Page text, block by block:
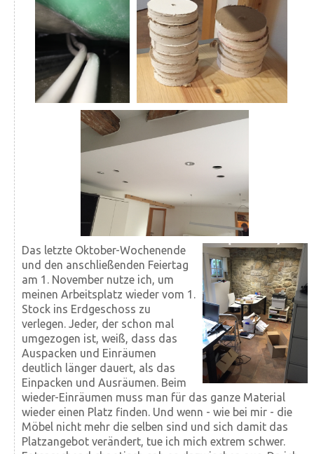
Das letzte Oktober-Wochenende
und den anschließenden Feiertag
am 1. November nutze ich, um
meinen Arbeitsplatz wieder vom 1.
Stock ins Erdgeschoss zu
verlegen. Jeder, der schon mal
umgezogen ist, weiß, dass das
Auspacken und Einräumen
deutlich länger dauert, als das
Einpacken und Ausräumen. Beim
wieder-Einräumen muss man für das ganze Material
wieder einen Platz finden. Und wenn - wie bei mir - die
Möbel nicht mehr die selben sind und sich damit das
Platz­angebot verändert, tue ich mich extrem schwer.